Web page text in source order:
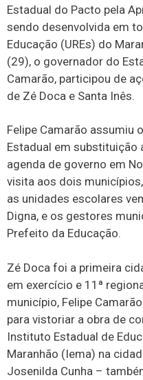
Estadual do Pacto pela
sendo desenvolvida em
Educação (UREs) do
(29), o governador do
Camarão, participou de
de Zé Doca e Santa Inês.
Felipe Camarão assumiu
Estadual em substituição
agenda de governo em
visita aos dois
as unidades escolares
Digna, e os gestores
Prefeito da Educação.
Zé Doca foi a primeira
em exercício e 11ª
município, Felipe
para vistoriar a obra de
Instituto Estadual de
Maranhão (Iema) na
Josenilda Cunha –